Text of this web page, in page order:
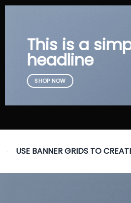
This is a
headline
SHOP NOW
USE BANNER GRIDS TO